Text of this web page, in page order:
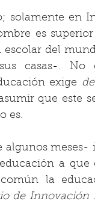
solamente en
es
escolar del
casas-. No
exige
que este
es.
algunos meses-
a
la
de Innovación